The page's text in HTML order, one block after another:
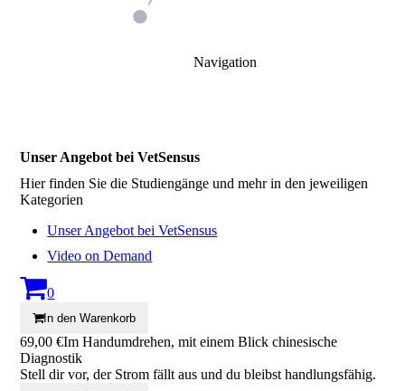
Navigation
Unser Angebot bei VetSensus
Hier finden Sie die Studiengänge und mehr in den jeweiligen
Kategorien
Unser Angebot bei VetSensus
Video on Demand
0
In den Warenkorb
69,00 €Im Handumdrehen, mit einem Blick chinesische
Diagnostik
Stell dir vor, der Strom fällt aus und du bleibst handlungsfähig.